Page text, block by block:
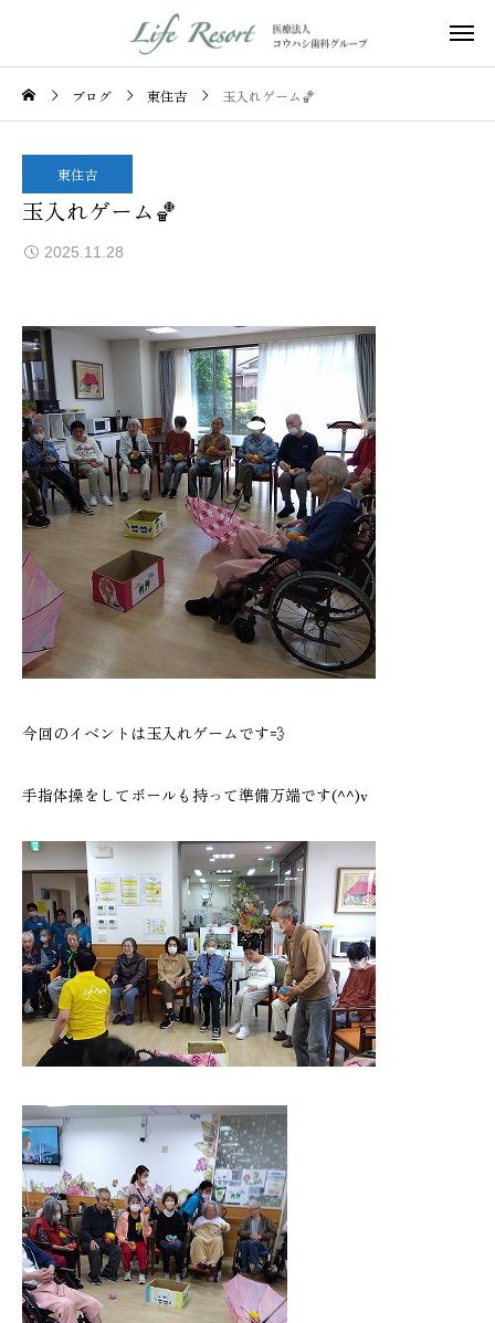
ブログ 東住吉 玉入れゲーム🏀
東住吉
玉入れゲーム🏀
2025.11.28
今回のイベントは玉入れゲームです💨
手指体操をしてボールも持って準備万端です(^^)v